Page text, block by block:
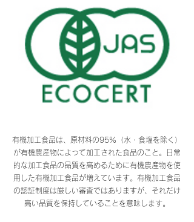
有機加工食品は、原材料の95%（水・食塩を除く）
が有機農産物によって加工された食品のこと。日常
的な加工食品の品質を高めるために有機農産物を使
用した有機加工食品が増えています。有機加工食品
の認証制度は厳しい審査ではありますが、それだけ
高い品質を保持していることを意味します。